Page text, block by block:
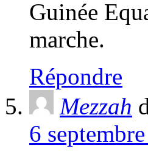
Guinée
marche.
Répondre
Mezzah
6